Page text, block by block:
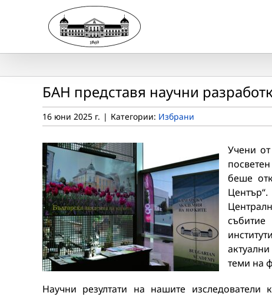
БАН представя научни
16 юни 2025 г. | Категории: Избрани
Учени
беше
теми на
Научни резултати на нашите